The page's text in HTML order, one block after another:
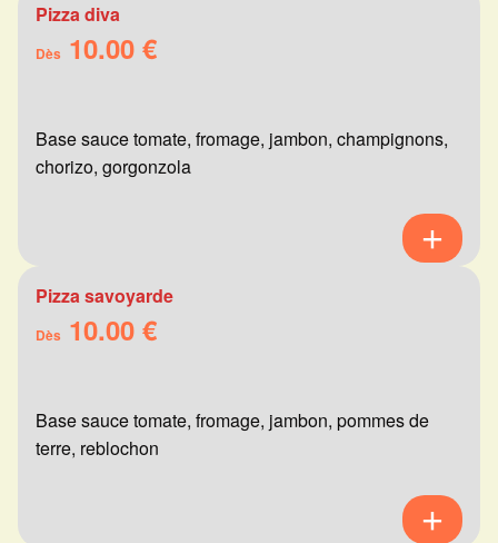
Pizza diva
Dès 10.00 €
Base sauce tomate, fromage, jambon, champignons,
chorizo, gorgonzola
Pizza savoyarde
Dès 10.00 €
Base sauce tomate, fromage, jambon, pommes de
terre, reblochon